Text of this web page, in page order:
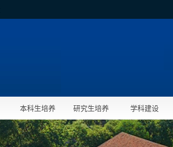
本科生培养 研究生培养 学科建设